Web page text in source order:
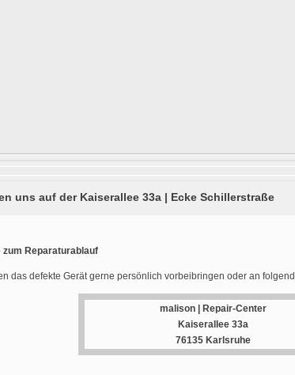
uns auf der Kaiserallee 33a | Ecke Schillerstraße
zum Reparaturablauf
das defekte Gerät gerne persönlich vorbeibringen oder an
malison | Repair-Center
Kaiserallee 33a
76135 Karlsruhe